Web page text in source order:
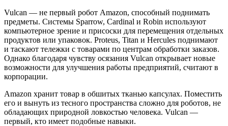
Vulcan — не первый робот Amazon, способный поднимать
предметы. Системы Sparrow, Cardinal и Robin используют
компьютерное зрение и присоски для перемещения отдельных
продуктов или упаковок. Proteus, Titan и Hercules поднимают
и таскают тележки с товарами по центрам обработки заказов.
Однако благодаря чувству осязания Vulcan открывает новые
возможности для улучшения работы предприятий, считают в
корпорации.
Amazon хранит товар в обшитых тканью капсулах. Поместить
его и вынуть из тесного пространства сложно для роботов, не
обладающих природной ловкостью человека. Vulcan —
первый, кто имеет подобные навыки.